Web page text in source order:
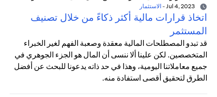
- الاستثمار
اتخاذ قرارات مالية أكثر ذكاءً من خلال تصنيف
المستثمر
قد تبدو المصطلحات المالية معقدة وصعبة الفهم لغير الخبراء
المتخصصين. لكن علينا ألا ننسى أن المال هو الجزء الجوهري في
جميع معاملاتنا اليومية، وهذا في حد ذاته يدعونا للبحث عن أفضل
الطرق لتحقيق أقصى استفادة منه.